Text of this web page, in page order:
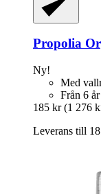
Propolia
Ny!
Med
Från 6 år
185 kr (1 276
Leverans till